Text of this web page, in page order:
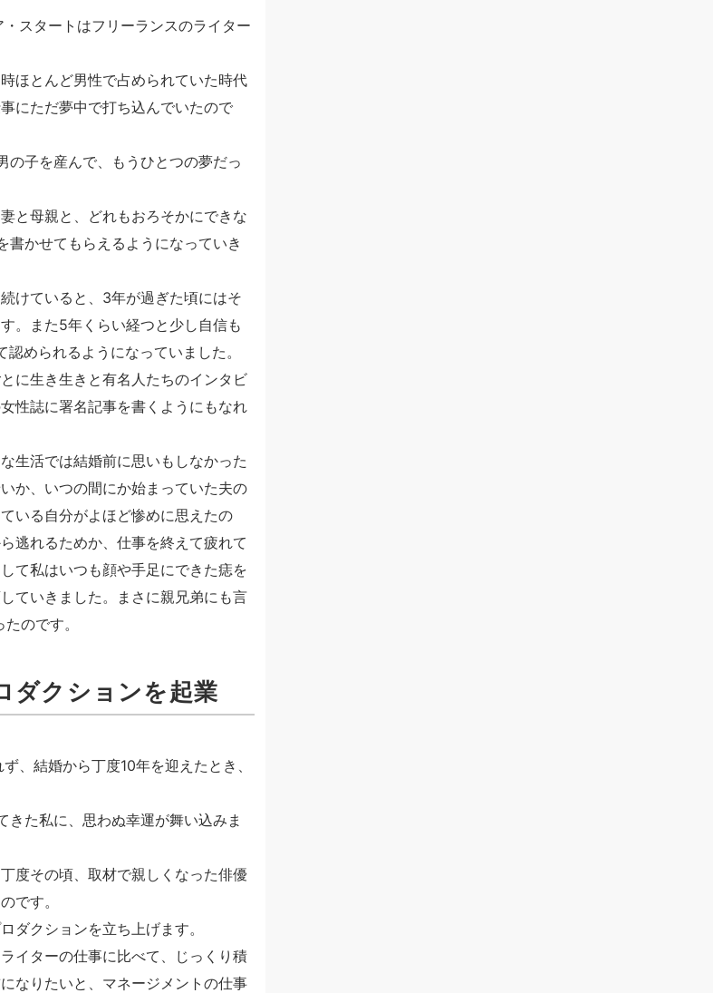
スタートはフリーランスのライター
ほとんど男性で占められていた時代
にただ夢中で打ち込んでいたので
の子を産んで、もうひとつの夢だっ
と母親と、どれもおろそかにできな
かせてもらえるようになっていき
けていると、3年が過ぎた頃にはそ
。また5年くらい経つと少し自信も
められるようになっていました。
に生き生きと有名人たちのインタビ
性誌に署名記事を書くようにもなれ
生活では結婚前に思いもしなかった
か、いつの間にか始まっていた夫の
いる自分がよほど惨めに思えたの
逃れるためか、仕事を終えて疲れて
て私はいつも顔や手足にできた痣を
ていきました。まさに親兄弟にも言
のです。
ダクションを起業
、結婚から丁度10年を迎えたとき、
た私に、思わぬ幸運が舞い込みま
度その頃、取材で親しくなった俳優
です。
ダクションを立ち上げます。
イターの仕事に比べて、じっくり積
なりたいと、マネージメントの仕事